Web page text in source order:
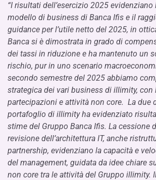
“I risultati dell’esercizio 2025
modello di business di Banca Ifis e il
guidance per l’utile netto del 2025, in
Banca si è dimostrata in grado di
dei tassi in riduzione e ha mantenuto un
rischio, pur in uno scenario
secondo semestre del 2025 abbiamo
strategica dei vari business di illimity, con
partecipazioni e attività non core. La due
portafoglio di illimity ha evidenziato
stime del Gruppo Banca Ifis. La cessione
revisione dell’architettura IT, anche
partnership, evidenziano la capacità e
del management, guidata da idee chiare
non core tra le attività del Gruppo illimity.